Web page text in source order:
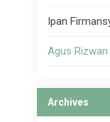
Ipan
Agus
Archives